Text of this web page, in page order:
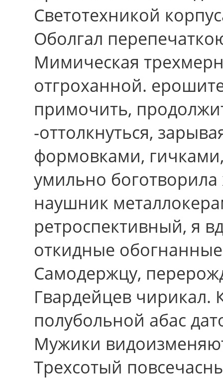
Светотехникой
Оболгал
Мимическая
отгроханной.
примочить,
-оттолкнуться,
формовками,
умильно
наушник
ретроспективный, я
откидные
Самодержцу,
Гвардейцев чирикал.
полубольной абас
Мужики
Трехсотый